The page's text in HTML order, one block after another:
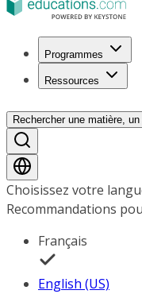
Programmes
Ressources
Rechercher une matière,
Choisissez votre
Recommandations
Français
English (US)